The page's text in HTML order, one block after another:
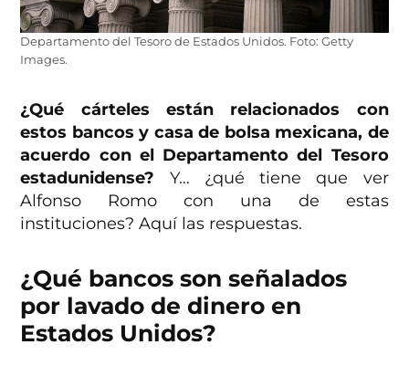
Departamento del Tesoro de Estados Unidos. Foto: Getty
Images.
¿Qué cárteles están relacionados con
estos bancos y casa de bolsa mexicana, de
acuerdo con el Departamento del Tesoro
estadunidense? Y… ¿qué tiene que ver
Alfonso Romo con una de estas
instituciones? Aquí las respuestas.
¿Qué bancos son señalados
por lavado de dinero en
Estados Unidos?